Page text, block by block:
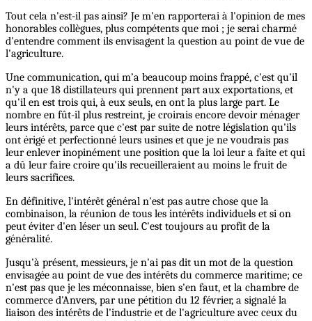
Tout cela n'est-il pas ainsi? Je m'en rapporterai à l'opinion de mes
honorables collègues, plus compétents que moi ; je serai charmé
d'entendre comment ils envisagent la question au point de vue de
l'agriculture.
Une communication, qui m’a beaucoup moins frappé, c'est qu'il
n'y a que 18 distillateurs qui prennent part aux exportations, et
qu'il en est trois qui, à eux seuls, en ont la plus large part. Le
nombre en fût-il plus restreint, je croirais encore devoir ménager
leurs intérêts, parce que c'est par suite de notre législation qu'ils
ont érigé et perfectionné leurs usines et que je ne voudrais pas
leur enlever inopinément une position que la loi leur a faite et qui
a dû leur faire croire qu'ils recueilleraient au moins le fruit de
leurs sacrifices.
En définitive, l'intérêt général n'est pas autre chose que la
combinaison, la réunion de tous les intérêts individuels et si on
peut éviter d'en léser un seul. C'est toujours au profit de la
généralité.
Jusqu'à présent, messieurs, je n'ai pas dit un mot de la question
envisagée au point de vue des intérêts du commerce maritime; ce
n'est pas que je les méconnaisse, bien s'en faut, et la chambre de
commerce d'Anvers, par une pétition du 12 février, a signalé la
liaison des intérêts de l'industrie et de l'agriculture avec ceux du